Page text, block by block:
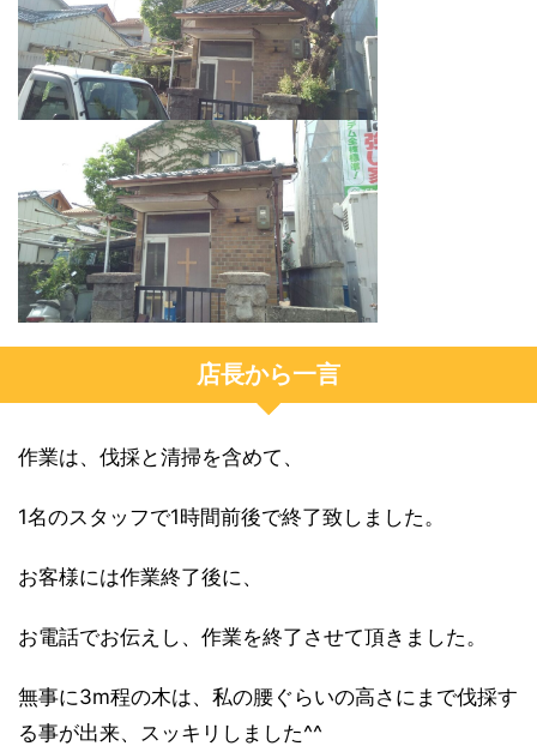
店長から一言
作業は、伐採と清掃を含めて、
1名のスタッフで1時間前後で終了致しました。
お客様には作業終了後に、
お電話でお伝えし、作業を終了させて頂きました。
無事に3m程の木は、私の腰ぐらいの高さにまで伐採す
る事が出来、スッキリしました^^